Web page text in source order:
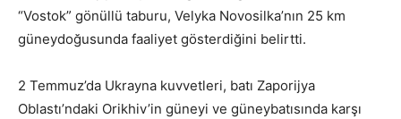
“Vostok” gönüllü taburu, Velyka Novosilka’nın 25 km
güneydoğusunda faaliyet gösterdiğini belirtti.
2 Temmuz’da Ukrayna kuvvetleri, batı Zaporijya
Oblastı’ndaki Orikhiv’in güneyi ve güneybatısında karşı